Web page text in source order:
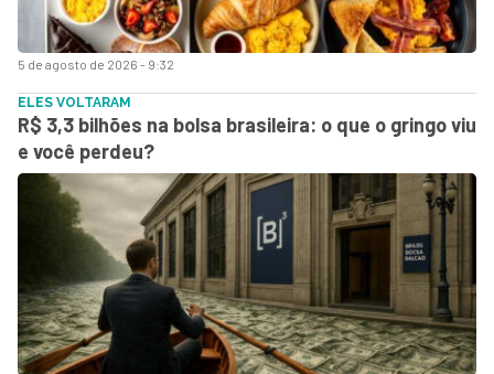
5 de agosto de 2026 - 9:32
ELES VOLTARAM
R$ 3,3 bilhões na bolsa brasileira: o que o gringo viu
e você perdeu?